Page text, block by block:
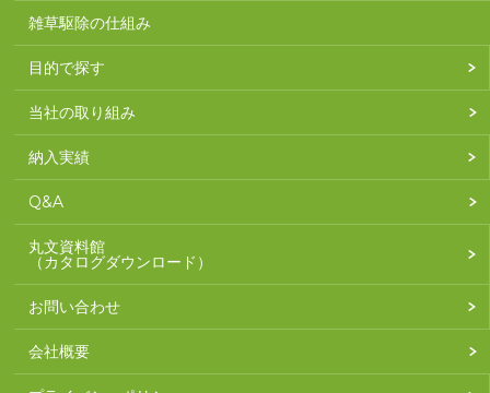
雑草駆除の仕組み
目的で探す
当社の取り組み
納入実績
Q&A
丸文資料館
（カタログダウンロード）
お問い合わせ
会社概要